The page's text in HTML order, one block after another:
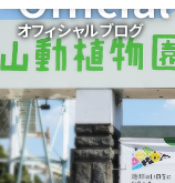
オフィシャルブログ